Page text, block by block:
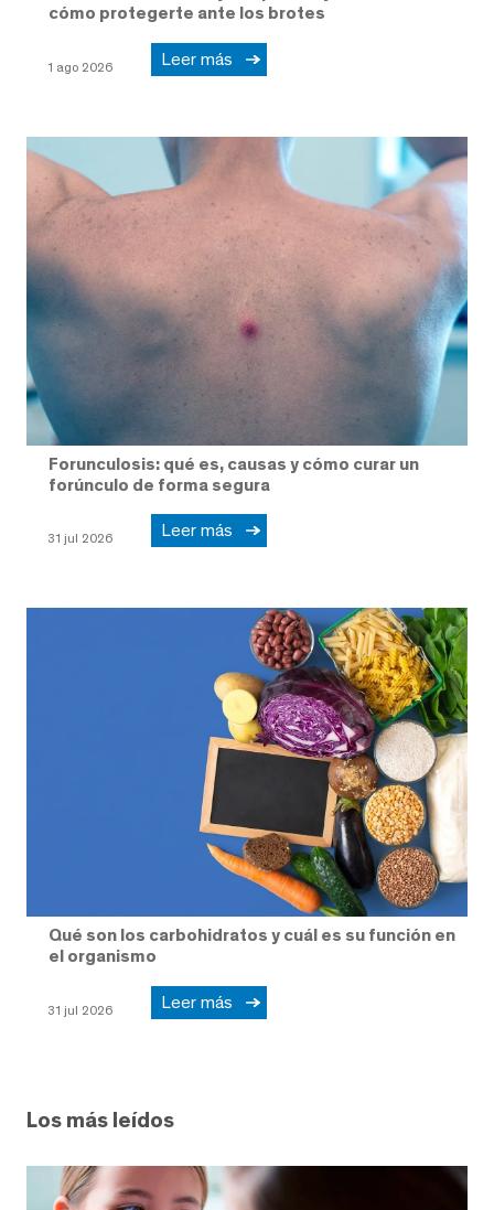
cómo protegerte ante los brotes
1 ago 2026 Leer más
Forunculosis: qué es, causas y cómo curar un
forúnculo de forma segura
31 jul 2026 Leer más
Qué son los carbohidratos y cuál es su función en
el organismo
31 jul 2026 Leer más
Los más leídos